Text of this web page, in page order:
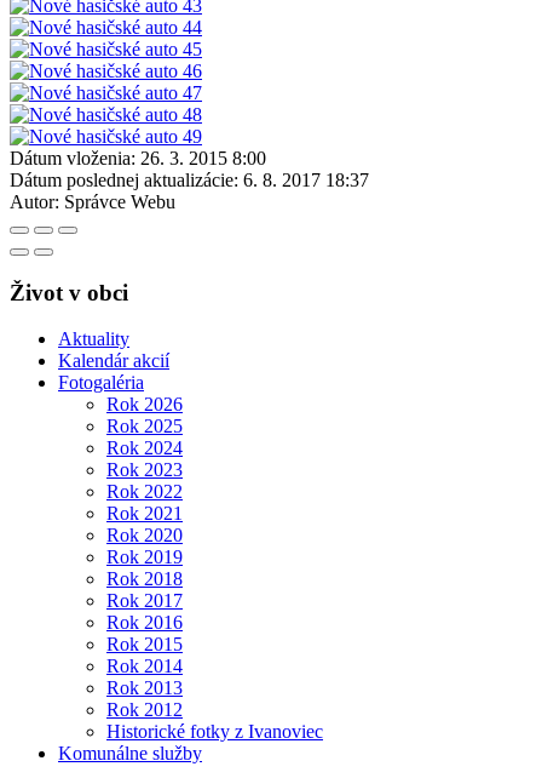
Dátum vloženia: 26. 3. 2015 8:00
Dátum poslednej aktualizácie: 6. 8. 2017 18:37
Autor: Správce Webu
Život v obci
Aktuality
Kalendár akcií
Fotogaléria
Rok 2026
Rok 2025
Rok 2024
Rok 2023
Rok 2022
Rok 2021
Rok 2020
Rok 2019
Rok 2018
Rok 2017
Rok 2016
Rok 2015
Rok 2014
Rok 2013
Rok 2012
Historické fotky z Ivanoviec
Komunálne služby